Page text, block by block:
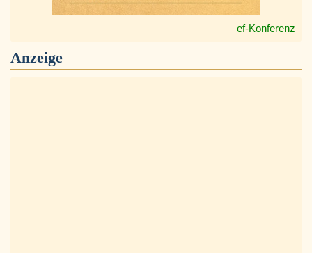
ef-Konferenz
Anzeige